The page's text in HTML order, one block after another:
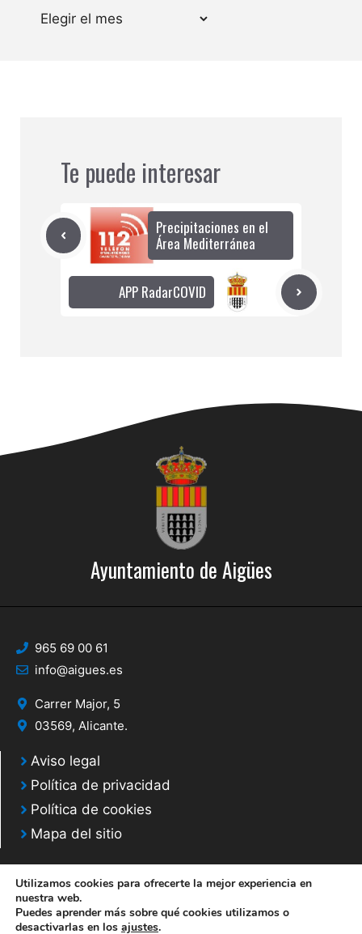
Archivos
Te puede interesar
Precipitaciones en el
Área Mediterránea
APP RadarCOVID
Ayuntamiento de Aigües
965 69 00 61
info@aigues.es
Carrer Major, 5
03569, Alicante.
Aviso legal
Política de privacidad
Política de cookies
Mapa del sitio
© 2020 Web desarrollada por el Servicio de Informática de Diputación de
Utilizamos cookies para ofrecerte la mejor experiencia en
nuestra web.
Puedes aprender más sobre qué cookies utilizamos o
desactivarlas en los ajustes.